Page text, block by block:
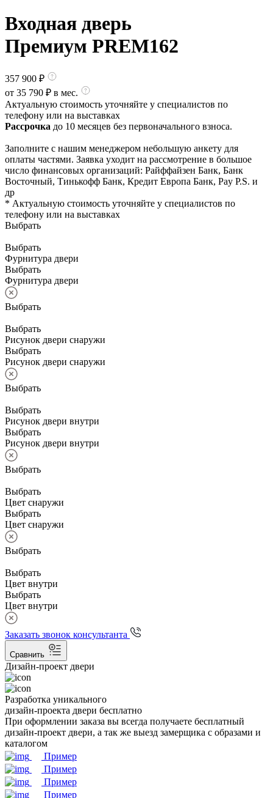
Входная дверь
Премиум PREM162
357 900 ₽
от 35 790 ₽ в мес.
Актуальную стоимость уточняйте у специалистов по
телефону или на выставках
Рассрочка до 10 месяцев без первоначального взноса.
Заполните с нашим менеджером небольшую анкету для
оплаты частями. Заявка уходит на рассмотрение в большое
число финансовых организаций: Райффайзен Банк, Банк
Восточный, Тинькофф Банк, Кредит Европа Банк, Pay P.S. и
др
* Актуальную стоимость уточняйте у специалистов по
телефону или на выставках
Выбрать
Выбрать
Фурнитура двери
Выбрать
Фурнитура двери
Выбрать
Выбрать
Рисунок двери снаружи
Выбрать
Рисунок двери снаружи
Выбрать
Выбрать
Рисунок двери внутри
Выбрать
Рисунок двери внутри
Выбрать
Выбрать
Цвет снаружи
Выбрать
Цвет снаружи
Выбрать
Выбрать
Цвет внутри
Выбрать
Цвет внутри
Заказать звонок консультанта
Сравнить
Дизайн-проект двери
Разработка уникального
дизайн-проекта двери бесплатно
При оформлении заказа вы всегда получаете бесплатный
дизайн-проект двери, а так же выезд замерщика с образами и
каталогом
Пример
Пример
Пример
Пример